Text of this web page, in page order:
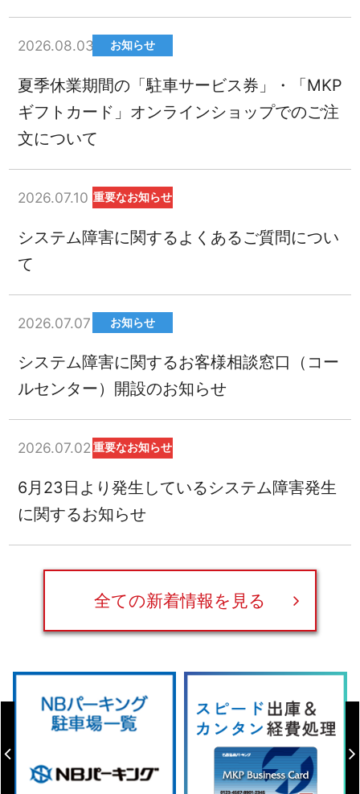
2026.08.03 お知らせ
夏季休業期間の「駐車サービス券」・「MKP
ギフトカード」オンラインショップでのご注
文について
2026.07.10 重要なお知らせ
システム障害に関するよくあるご質問につい
て
2026.07.07 お知らせ
システム障害に関するお客様相談窓口（コー
ルセンター）開設のお知らせ
2026.07.02 重要なお知らせ
6月23日より発生しているシステム障害発生
に関するお知らせ
全ての新着情報を見る